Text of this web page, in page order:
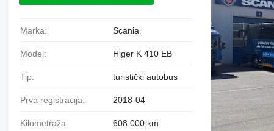
Marka: Scania
Model: Higer K 410 EB
Tip: turistički autobus
Prva registracija: 2018-04
Kilometraža: 608.000 km